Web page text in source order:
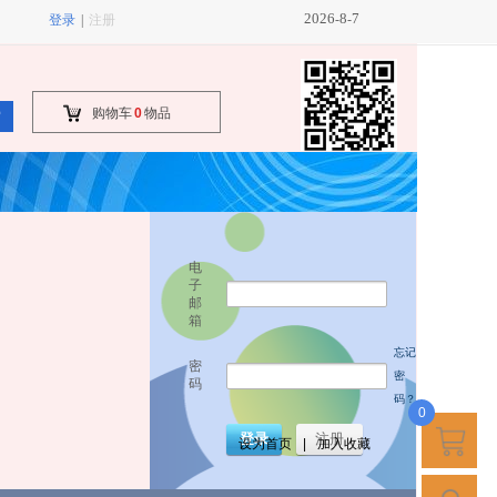
登录 注册 2026-8-7
购物车0物品
电
子
邮
箱
密
码
忘记
密
码？
登录 注册
设为首页 加入收藏
0